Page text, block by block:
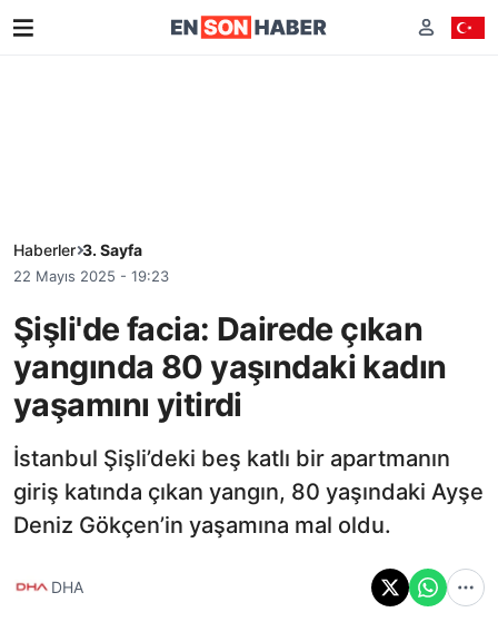
Haberler 3. Sayfa
22 Mayıs 2025 - 19:23
Şişli'de facia: Dairede çıkan
yangında 80 yaşındaki kadın
yaşamını yitirdi
İstanbul Şişli’deki beş katlı bir apartmanın
giriş katında çıkan yangın, 80 yaşındaki Ayşe
Deniz Gökçen’in yaşamına mal oldu.
DHA